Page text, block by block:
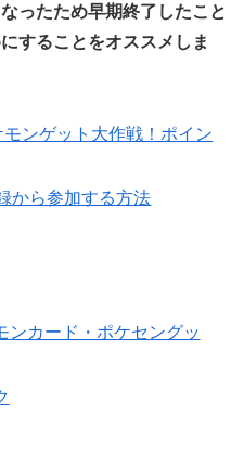
ったため早期終了したこと
することをオススメしま
モンゲット大作戦！ポイン
から参加する方法
ンカード・ポケセングッ